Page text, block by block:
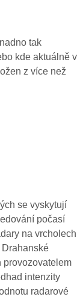
tak
kde aktuálně v
z více než
se vyskytují
počasí
na vrcholech
provozovatelem
intenzity
radarové